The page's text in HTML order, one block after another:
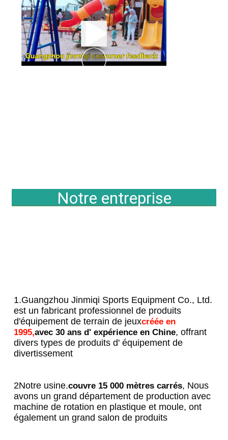
Notre entreprise
1.Guangzhou Jinmiqi Sports Equipment Co., Ltd.
est un fabricant professionnel de produits
d'équipement de terrain de jeuxcréée en
1995,avec 30 ans d' expérience en Chine, offrant
divers types de produits d' équipement de
divertissement
2Notre usine.couvre 15 000 mètres carrés, Nous
avons un grand département de production avec
machine de rotation en plastique et moule, ont
également un grand salon de produits